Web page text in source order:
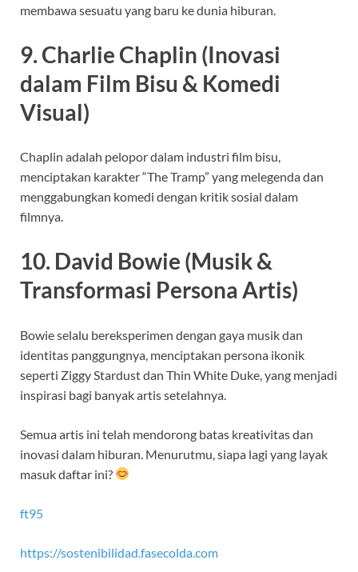
membawa sesuatu yang baru ke dunia hiburan.
9. Charlie Chaplin (Inovasi
dalam Film Bisu & Komedi
Visual)
Chaplin adalah pelopor dalam industri film bisu,
menciptakan karakter “The Tramp” yang melegenda dan
menggabungkan komedi dengan kritik sosial dalam
filmnya.
10. David Bowie (Musik &
Transformasi Persona Artis)
Bowie selalu bereksperimen dengan gaya musik dan
identitas panggungnya, menciptakan persona ikonik
seperti Ziggy Stardust dan Thin White Duke, yang menjadi
inspirasi bagi banyak artis setelahnya.
Semua artis ini telah mendorong batas kreativitas dan
inovasi dalam hiburan. Menurutmu, siapa lagi yang layak
masuk daftar ini?
ft95
https://sostenibilidad.fasecolda.com